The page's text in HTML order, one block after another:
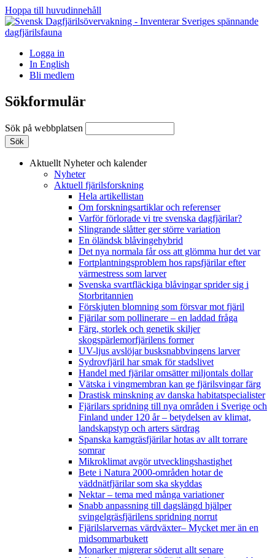
Hoppa till huvudinnehåll
Logga in
In English
Bli medlem
Sökformulär
Sök på webbplatsen
Aktuellt Nyheter och kalender
Nyheter
Aktuell fjärilsforskning
Hela artikellistan
Om forskningsartiklar och referenser
Varför förlorade vi tre svenska dagfjärilar?
Slingrande slåtter ger större variation
En öländsk blåvingehybrid
Det nya normala får oss att glömma hur det var
Fortplantningsproblem hos rapsfjärilar efter
värmestress som larver
Svenska svartfläckiga blåvingar sprider sig i
Storbritannien
Förskjuten blomning som försvar mot fjäril
Fjärilar som pollinerare – en laddad fråga
Färg, storlek och genetik skiljer
skogspärlemorfjärilens former
UV-ljus avslöjar busksnabbvingens larver
Sydrovfjäril har smak för stadslivet
Handel med fjärilar omsätter miljontals dollar
Vätska i vingmembran kan ge fjärilsvingar färg
Drastisk minskning av danska habitatspecialister
Fjärilars spridning till nya områden i Sverige och
Finland under 120 år– betydelsen av klimat,
landskapstyp och arters särdrag
Spanska kamgräsfjärilar hotas av allt torrare
somrar
Mikroklimat avgör utvecklingshastighet
Bete i Natura 2000-områden hotar de
väddnätfjärilar som ska skyddas
Nektar – tema med många variationer
Snabb anpassning till dagslängd hjälper
svingelgräsfjärilens spridning norrut
Fjärilslarvernas värdväxter– Mycket mer än en
midsommarbukett
Monarker migrerar söderut allt senare